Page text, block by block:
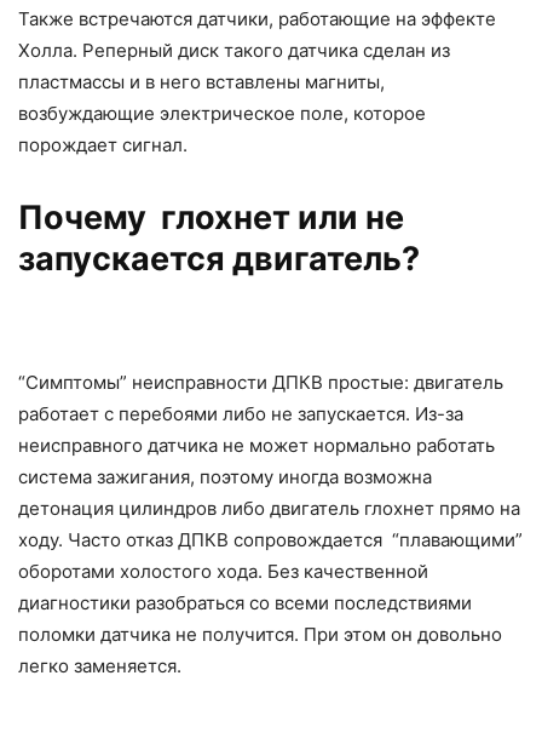
Также встречаются датчики, работающие на эффекте
Холла. Реперный диск такого датчика сделан из
пластмассы и в него вставлены магниты,
возбуждающие электрическое поле, которое
порождает сигнал.
Почему глохнет или не
запускается двигатель?
“Симптомы” неисправности ДПКВ простые: двигатель
работает с перебоями либо не запускается. Из-за
неисправного датчика не может нормально работать
система зажигания, поэтому иногда возможна
детонация цилиндров либо двигатель глохнет прямо на
ходу. Часто отказ ДПКВ сопровождается “плавающими”
оборотами холостого хода. Без качественной
диагностики разобраться со всеми последствиями
поломки датчика не получится. При этом он довольно
легко заменяется.